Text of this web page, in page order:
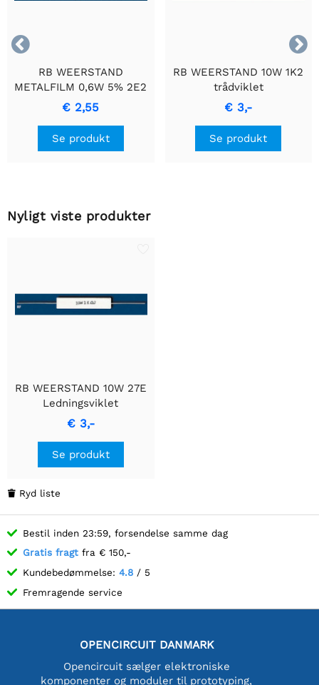


RB WEERSTAND
METALFILM 0,6W 5% 2E2
- Holdbar
Præcisionsmodstand
€ 2,55
Se produkt
RB WEERSTAND 10W 1K2
trådviklet
cementmodstand med
keramisk hus.
€ 3,-
Se produkt
Nyligt viste produkter
RB WEERSTAND 10W 27E
Ledningsviklet
cementmodstand
€ 3,-
Se produkt
 Ryd liste
Bestil inden 23:59, forsendelse samme dag
Gratis fragt fra € 150,-
Kundebedømmelse: 4.8 / 5
Fremragende service
OPENCIRCUIT DANMARK
Opencircuit sælger elektroniske
komponenter og moduler til prototyping,